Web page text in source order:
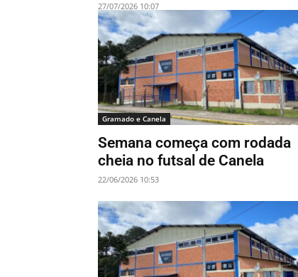
27/07/2026 10:07
Gramado e Canela
Semana começa com rodada
cheia no futsal de Canela
22/06/2026 10:53